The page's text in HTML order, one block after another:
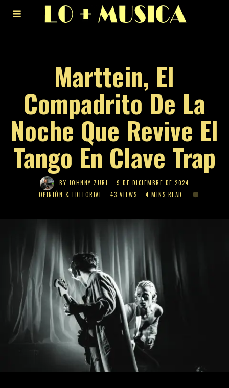
Marttein, El
Compadrito De La
Noche Que Revive El
Tango En Clave Trap
BY JOHNNY ZURI
9 DE DICIEMBRE DE 2024
OPINIÓN & EDITORIAL
43 VIEWS 4 MINS READ